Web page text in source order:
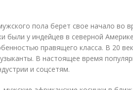
пола берет свое начало во
были у индейцев в северной
правящего класса. В 20
В настоящее время
и соцсетям.